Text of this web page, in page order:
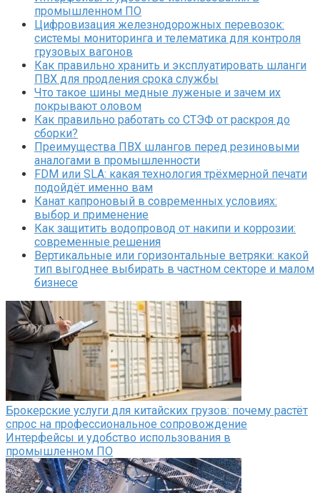
промышленном ПО
Цифровизация железнодорожных перевозок:
системы мониторинга и телематика для контроля
грузовых вагонов
Как правильно хранить и эксплуатировать шланги
ПВХ для продления срока службы
Что такое шины медные луженые и зачем их
покрывают оловом
Как правильно работать со СТЭФ от раскроя до
сборки?
Преимущества ПВХ шлангов перед резиновыми
аналогами в промышленности
FDM или SLA: какая технология трёхмерной печати
подойдёт именно вам
Канат капроновый в современных условиях:
выбор и применение
Как защитить водопровод от накипи и коррозии:
современные решения
Вертикальные или горизонтальные ветряки: какой
тип выгоднее выбирать в частном секторе и малом
бизнесе
Брокерские услуги для китайских грузов: почему растёт
спрос на профессиональное сопровождение
Интерфейсы и удобство использования в
промышленном ПО